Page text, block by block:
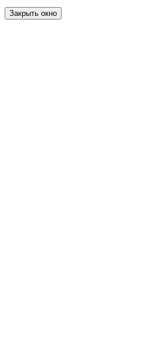
Закрыть окно